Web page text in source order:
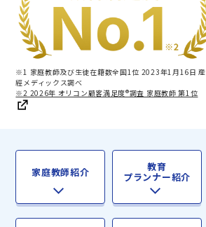
※1 家庭教師及び生徒在籍数全国1位 2023年1月16日 産
經メディックス調べ
※2 2026年 オリコン顧客満足度®調査 家庭教師 第1位
家庭教師紹介 教育
プランナー紹介